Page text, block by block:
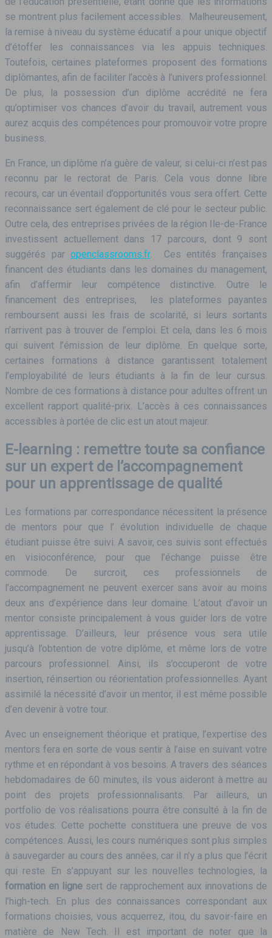
se montrent plus facilement accessibles. Malheureusement,
la remise à niveau du système éducatif a pour unique objectif
d’étoffer les connaissances via les appuis techniques.
Toutefois, certaines plateformes proposent des formations
diplômantes, afin de faciliter l’accès à l’univers professionnel.
De plus, la possession d’un diplôme accrédité ne fera
qu’optimiser vos chances d’avoir du travail, autrement vous
aurez acquis des compétences pour promouvoir votre propre
business.
En France, un diplôme n’a guère de valeur, si celui-ci n’est pas
reconnu par le rectorat de Paris. Cela vous donne libre
recours, car un éventail d’opportunités vous sera offert. Cette
reconnaissance sert également de clé pour le secteur public.
Outre cela, des entreprises privées de la région Ile-de-France
investissent actuellement dans 17 parcours, dont 9 sont
suggérés paropenclassrooms.fr. Ces entités françaises
financent des étudiants dans les domaines du management,
afin d’affermir leur compétence distinctive. Outre le
financement des entreprises, les plateformes payantes
remboursent aussi les frais de scolarité, si leurs sortants
n’arrivent pas à trouver de l’emploi. Et cela, dans les 6 mois
qui suivent l’émission de leur diplôme. En quelque sorte,
certaines formations à distance garantissent totalement
l’employabilité de leurs étudiants à la fin de leur cursus.
Nombre de ces formations à distance pour adultes offrent un
excellent rapport qualité-prix. L’accès à ces connaissances
accessibles à portée de clic est un atout majeur.
E-learning : remettre toute sa confiance
sur un expert de l’accompagnement
pour un apprentissage de qualité
Les formations par correspondance nécessitent la présence
de mentors pour que l’ évolution individuelle de chaque
étudiant puisse être suivi. A savoir, ces suivis sont effectués
en visioconférence, pour que l’échange puisse être
commode. De surcroit, ces professionnels de
l’accompagnement ne peuvent exercer sans avoir au moins
deux ans d’expérience dans leur domaine. L’atout d’avoir un
mentor consiste principalement à vous guider lors de votre
apprentissage. D’ailleurs, leur présence vous sera utile
jusqu’à l’obtention de votre diplôme, et même lors de votre
parcours professionnel. Ainsi, ils s’occuperont de votre
insertion, réinsertion ou réorientation professionnelles. Ayant
assimilé la nécessité d’avoir un mentor, il est même possible
d’en devenir à votre tour.
Avec un enseignement théorique et pratique, l’expertise des
mentors fera en sorte de vous sentir à l’aise en suivant votre
rythme et en répondant à vos besoins. A travers des séances
hebdomadaires de 60 minutes, ils vous aideront à mettre au
point des projets professionnalisants. Par ailleurs, un
portfolio de vos réalisations pourra être consulté à la fin de
vos études. Cette pochette constituera une preuve de vos
compétences. Aussi, les cours numériques sont plus simples
à sauvegarder au cours des années, car il n’y a plus que l’écrit
qui reste. En s’appuyant sur les nouvelles technologies, la
formation en ligne sert de rapprochement aux innovations de
l’high-tech. En plus des connaissances correspondant aux
formations choisies, vous acquerrez, itou, du savoir-faire en
matière de New Tech. Il est important de noter que la